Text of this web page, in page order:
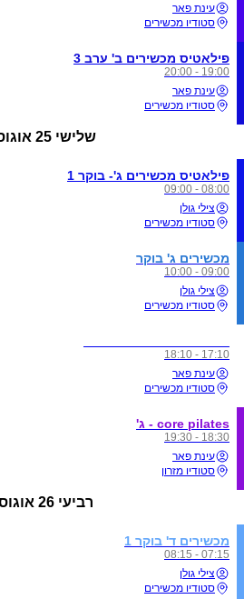
עינת פאר
סטודיו מכשירים
פילאטיס מכשירים ב' ערב 3
19:00 - 20:00
עינת פאר
סטודיו מכשירים
שלישי 25 אוגוסט
פילאטיס מכשירים ג'- בוקר 1
08:00 - 09:00
צילי גולן
סטודיו מכשירים
מכשירים ג' בוקר
09:00 - 10:00
צילי גולן
סטודיו מכשירים
17:10 - 18:10
עינת פאר
סטודיו מכשירים
core pilates - ג'
18:30 - 19:30
עינת פאר
סטודיו מזרון
רביעי 26 אוגוסט
מכשירים ד' בוקר 1
07:15 - 08:15
צילי גולן
סטודיו מכשירים